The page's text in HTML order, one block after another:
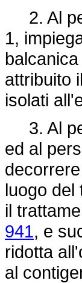
2. Al
1,
attribuito
isolati
3. Al
ed al
luogo
il
941, e
ridotta
al